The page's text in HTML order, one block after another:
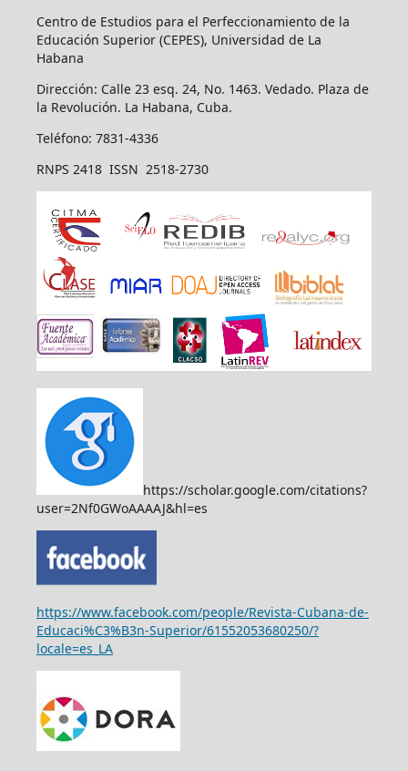
Centro de Estudios para el Perfeccionamiento de la
Educación Superior (CEPES), Universidad de La
Habana
Dirección: Calle 23 esq. 24, No. 1463. Vedado. Plaza de
la Revolución. La Habana, Cuba.
Teléfono: 7831-4336
RNPS 2418 ISSN 2518-2730
https://scholar.google.com/citations?
user=2Nf0GWoAAAAJ&hl=es
https://www.facebook.com/people/Revista-Cubana-de-
Educaci%C3%B3n-Superior/61552053680250/?
locale=es_LA